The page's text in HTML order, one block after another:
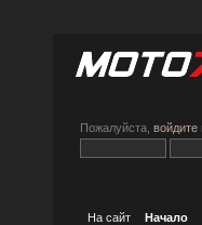
Пожалуйста, войдите
На сайт Начало